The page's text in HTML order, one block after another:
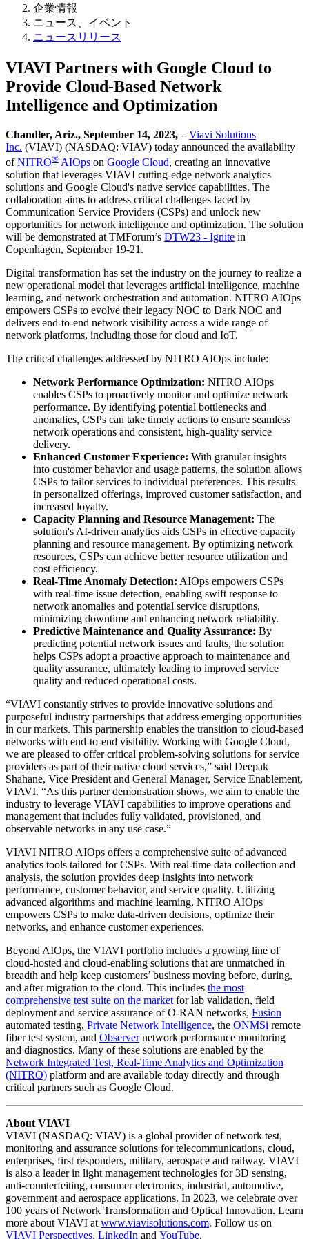
企業情報
ニュース、イベント
ニュースリリース
VIAVI Partners with Google Cloud to
Provide Cloud-Based Network
Intelligence and Optimization
Chandler, Ariz., September 14, 2023, – Viavi Solutions
Inc. (VIAVI) (NASDAQ: VIAV) today announced the availability
ofNITRO® AIOps on Google Cloud, creating an innovative
solution that leverages VIAVI cutting-edge network analytics
solutions and Google Cloud's native service capabilities. The
collaboration aims to address critical challenges faced by
Communication Service Providers (CSPs) and unlock new
opportunities for network intelligence and optimization. The solution
will be demonstrated at TMForum’s DTW23 - Ignite in
Copenhagen, September 19-21.
Digital transformation has set the industry on the journey to realize a
new operational model that leverages artificial intelligence, machine
learning, and network orchestration and automation. NITRO AIOps
empowers CSPs to evolve their legacy NOC to Dark NOC and
delivers end-to-end network visibility across a wide range of
network platforms, including those for cloud and IoT.
The critical challenges addressed by NITRO AIOps include:
Network Performance Optimization: NITRO AIOps
enables CSPs to proactively monitor and optimize network
performance. By identifying potential bottlenecks and
anomalies, CSPs can take timely actions to ensure seamless
network operations and consistent, high-quality service
delivery.
Enhanced Customer Experience: With granular insights
into customer behavior and usage patterns, the solution allows
CSPs to tailor services to individual preferences. This results
in personalized offerings, improved customer satisfaction, and
increased loyalty.
Capacity Planning and Resource Management: The
solution's AI-driven analytics aids CSPs in effective capacity
planning and resource management. By optimizing network
resources, CSPs can achieve better resource utilization and
cost efficiency.
Real-Time Anomaly Detection: AIOps empowers CSPs
with real-time issue detection, enabling swift response to
network anomalies and potential service disruptions,
minimizing downtime and enhancing network reliability.
Predictive Maintenance and Quality Assurance: By
predicting potential network issues and faults, the solution
helps CSPs adopt a proactive approach to maintenance and
quality assurance, ultimately leading to improved service
quality and reduced operational costs.
“VIAVI constantly strives to provide innovative solutions and
purposeful industry partnerships that address emerging opportunities
in our markets. This partnership enables the transition to cloud-based
networks with end-to-end visibility. Working with Google Cloud,
we are pleased to offer critical problem-solving solutions for service
providers as part of their native cloud services,” said Deepak
Shahane, Vice President and General Manager, Service Enablement,
VIAVI. “As this partner demonstration shows, we aim to enable the
industry to leverage VIAVI capabilities to improve operations and
management that includes fully validated, provisioned, and
observable networks in any use case.”
VIAVI NITRO AIOps offers a comprehensive suite of advanced
analytics tools tailored for CSPs. With real-time data collection and
analysis, the solution provides deep insights into network
performance, customer behavior, and service quality. Utilizing
advanced algorithms and machine learning, NITRO AIOps
empowers CSPs to make data-driven decisions, optimize their
networks, and enhance customer experiences.
Beyond AIOps, the VIAVI portfolio includes a growing line of
cloud-hosted and cloud-enabling solutions that are unmatched in
breadth and help keep customers’ business moving before, during,
and after migration to the cloud. This includes the most
comprehensive test suite on the market for lab validation, field
deployment and service assurance of O-RAN networks, Fusion
automated testing, Private Network Intelligence, the ONMSi remote
fiber test system, and Observernetwork performance monitoring
and diagnostics. Many of these solutions are enabled by the
Network Integrated Test, Real-Time Analytics and Optimization
(NITRO) platform and are available today directly and through
critical partners such as Google Cloud.
About VIAVI
VIAVI (NASDAQ: VIAV) is a global provider of network test,
monitoring and assurance solutions for telecommunications, cloud,
enterprises, first responders, military, aerospace and railway. VIAVI
is also a leader in light management technologies for 3D sensing,
anti-counterfeiting, consumer electronics, industrial, automotive,
government and aerospace applications. In 2023, we celebrate over
100 years of Network Transformation and Optical Innovation. Learn
more about VIAVI at www.viavisolutions.com. Follow us on
VIAVI Perspectives, LinkedIn and YouTube.